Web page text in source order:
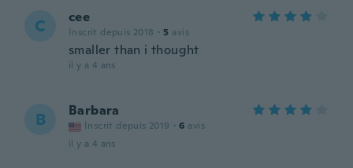
C cee
Inscrit depuis 2018 · 5 avis
smaller than i thought
il y a 4 ans
B Barbara
Inscrit depuis 2019 · 6 avis
il y a 4 ans